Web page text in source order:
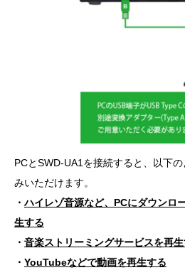
PCとSWD-UA1を接続すると、以下
みいただけます。
・ハイレゾ音源など、PCにダウンロ
生する
・ 音楽ストリーミングサービスを再
・ YouTubeなどで動画を再生する